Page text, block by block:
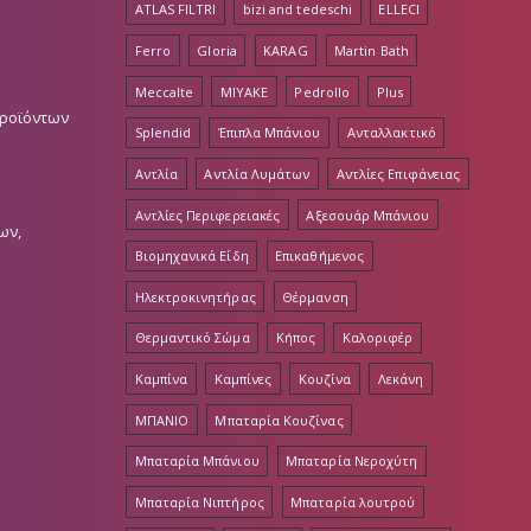
ATLAS FILTRI bizi and tedeschi ELLECI
Ferro Gloria KARAG Martin Bath
Meccalte MIYAKE Pedrollo Plus
Splendid Έπιπλα Μπάνιου Ανταλλακτικό
Αντλία Αντλία Λυμάτων Αντλίες Επιφάνειας
Αντλίες Περιφερειακές Αξεσουάρ Μπάνιου
Βιομηχανικά Είδη Επικαθήμενος
Ηλεκτροκινητήρας Θέρμανση
Θερμαντικό Σώμα Κήπος Καλοριφέρ
Καμπίνα Καμπίνες Κουζίνα Λεκάνη
ΜΠΑΝΙΟ Μπαταρία Κουζίνας
Μπαταρία Μπάνιου Μπαταρία Νεροχύτη
Μπαταρία Νιπτήρος Μπαταρία λουτρού